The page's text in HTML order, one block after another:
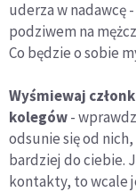
uderza w nadawcę
podziwem na
Co będzie o sobie
Wyśmiewaj
kolegów-
odsunie się od
bardziej do ciebie.
kontakty, to wcale